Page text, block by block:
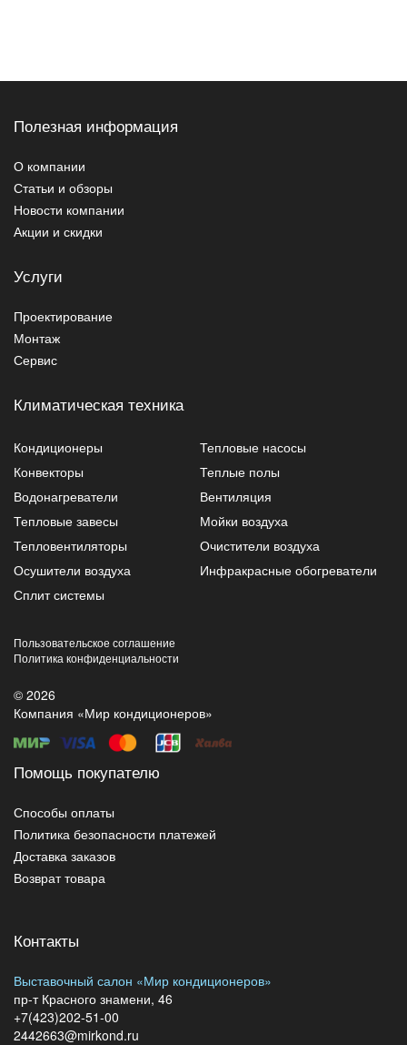
Полезная информация
О компании
Статьи и обзоры
Новости компании
Акции и скидки
Услуги
Проектирование
Монтаж
Сервис
Климатическая техника
Кондиционеры
Тепловые насосы
Конвекторы
Теплые полы
Водонагреватели
Вентиляция
Тепловые завесы
Мойки воздуха
Тепловентиляторы
Очистители воздуха
Осушители воздуха
Инфракрасные обогреватели
Сплит системы
Пользовательское соглашение
Политика конфиденциальности
© 2026
Компания «Мир кондиционеров»
Помощь покупателю
Способы оплаты
Политика безопасности платежей
Доставка заказов
Возврат товара
Контакты
Выставочный салон «Мир кондиционеров»
пр-т Красного знамени, 46
+7(423)202-51-00
2442663@mirkond.ru